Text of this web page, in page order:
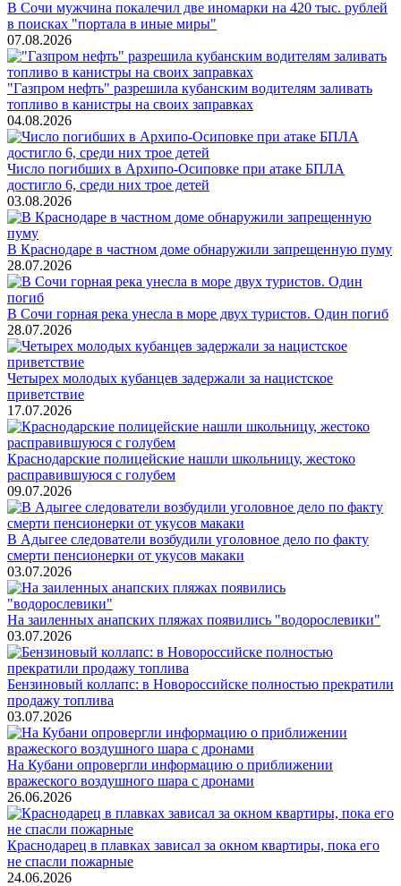
В Сочи мужчина покалечил две иномарки на 420 тыс. рублей
в поисках "портала в иные миры"
07.08.2026
"Газпром нефть" разрешила кубанским водителям заливать
топливо в канистры на своих заправках
04.08.2026
Число погибших в Архипо-Осиповке при атаке БПЛА
достигло 6, среди них трое детей
03.08.2026
В Краснодаре в частном доме обнаружили запрещенную пуму
28.07.2026
В Сочи горная река унесла в море двух туристов. Один погиб
28.07.2026
Четырех молодых кубанцев задержали за нацистское
приветствие
17.07.2026
Краснодарские полицейские нашли школьницу, жестоко
расправившуюся с голубем
09.07.2026
В Адыгее следователи возбудили уголовное дело по факту
смерти пенсионерки от укусов макаки
03.07.2026
На заиленных анапских пляжах появились "водорослевики"
03.07.2026
Бензиновый коллапс: в Новороссийске полностью прекратили
продажу топлива
03.07.2026
На Кубани опровергли информацию о приближении
вражеского воздушного шара с дронами
26.06.2026
Краснодарец в плавках зависал за окном квартиры, пока его
не спасли пожарные
24.06.2026